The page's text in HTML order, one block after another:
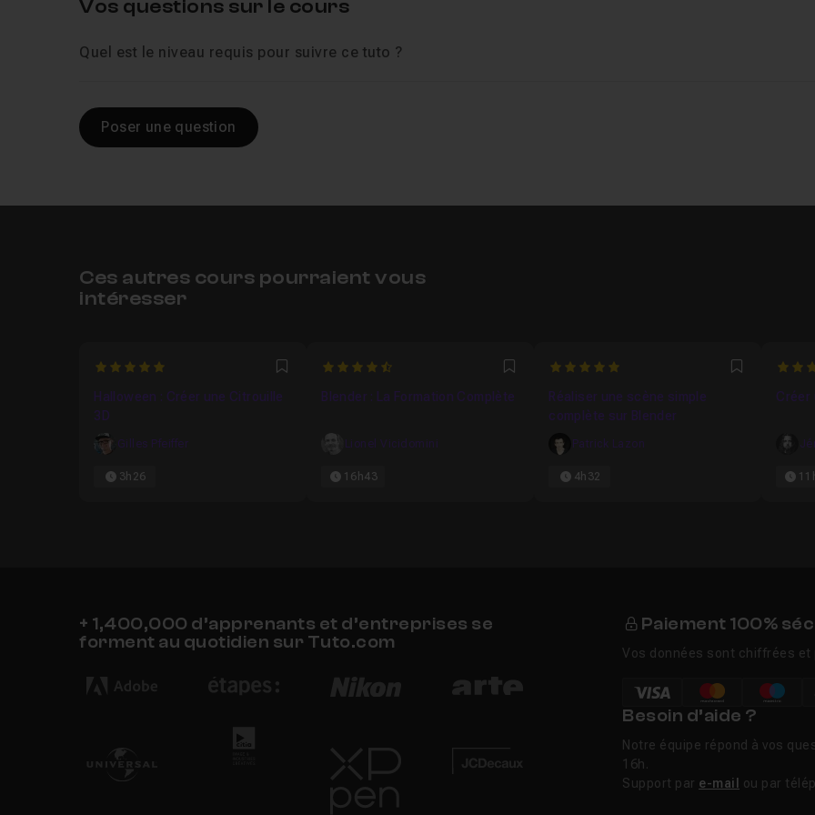
Vos questions sur le cours
Quel est le niveau requis pour suivre ce tuto ?
Poser une question
Ces autres cours pourraient vous
intéresser
5 Favori
Halloween : Créer une Citrouille
3D
Gilles Pfeiffer
3h26
4.9302325581395 Favori
Blender : La Formation Complète
Lionel Vicidomini
16h43
5 Favori
Réaliser une scène simple
complète sur Blender
Patrick Lazon
4h32
Créer
+ 1,400,000 d’apprenants et d’entreprises se
forment au quotidien sur Tuto.com
Paiement 100%
Vos données sont chiffrées
Besoin d’aide ?
Notre équipe répond à vos
16h.
Support par e-mail ou par